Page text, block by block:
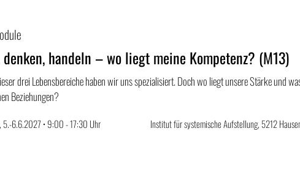
denken, handeln – wo liegt meine Kompetenz? (M13)
drei Lebensbereiche haben wir uns spezialisiert. Doch wo liegt unsere Stärke und
Beziehungen?
5.-6.6.2027 • 9:00 - 17:30 Uhr Institut für systemische Aufstellung, 5212